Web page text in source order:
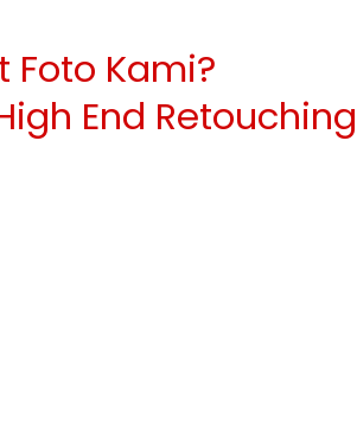
Foto Kami?
End Retouching